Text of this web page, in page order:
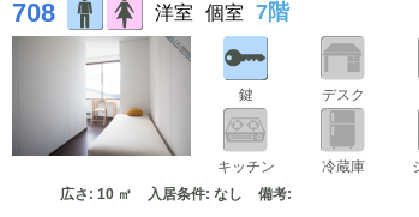
708 洋室 個室 7階
鍵 デスク
キッチン 冷蔵庫
広さ: 10 ㎡ 入居条件: なし 備考: